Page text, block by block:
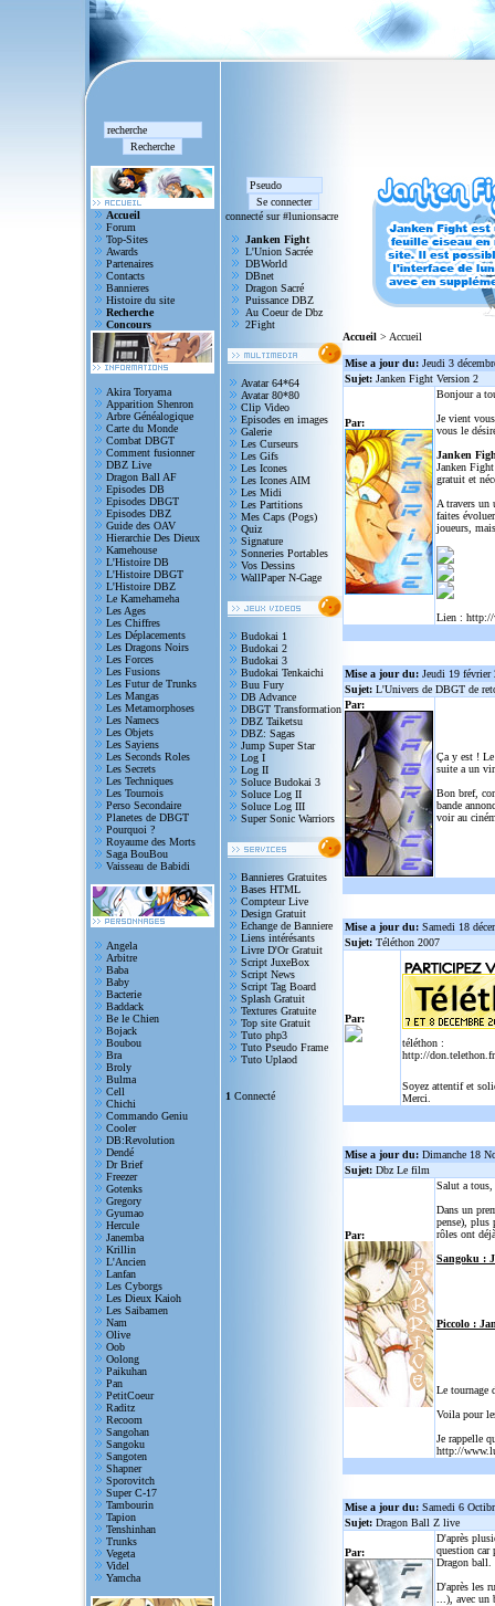
Accueil
Forum
Top-Sites
Awards
Partenaires
Contacts
Bannieres
Histoire du site
Recherche
Concours
connecté sur #lunionsacre
Janken Fight
L'Union Sacrée
DBWorld
DBnet
Dragon Sacré
Puissance DBZ
Au Coeur de Dbz
2Fight
Akira Toryama
Apparition Shenron
Arbre Généalogique
Carte du Monde
Combat DBGT
Comment fusionner
DBZ Live
Dragon Ball AF
Episodes DB
Episodes DBGT
Episodes DBZ
Guide des OAV
Hierarchie Des Dieux
Kamehouse
L'Histoire DB
L'Histoire DBGT
L'Histoire DBZ
Le Kamehameha
Les Ages
Les Chiffres
Les Déplacements
Les Dragons Noirs
Les Forces
Les Fusions
Les Futur de Trunks
Les Mangas
Les Metamorphoses
Les Namecs
Les Objets
Les Sayiens
Les Seconds Roles
Les Secrets
Les Techniques
Les Tournois
Perso Secondaire
Planetes de DBGT
Pourquoi ?
Royaume des Morts
Saga BouBou
Vaisseau de Babidi
Angela
Arbitre
Baba
Baby
Bacterie
Baddack
Be le Chien
Bojack
Boubou
Bra
Broly
Bulma
Cell
Chichi
Commando Geniu
Cooler
DB:Revolution
Dendé
Dr Brief
Freezer
Gotenks
Gregory
Gyumao
Hercule
Janemba
Krillin
L'Ancien
Lanfan
Les Cyborgs
Les Dieux Kaioh
Les Saibamen
Nam
Olive
Oob
Oolong
Paikuhan
Pan
PetitCoeur
Raditz
Recoom
Sangohan
Sangoku
Sangoten
Shapner
Sporovitch
Super C-17
Tambourin
Tapion
Tenshinhan
Trunks
Vegeta
Videl
Yamcha
Avatar 64*64
Avatar 80*80
Clip Video
Episodes en images
Galerie
Les Curseurs
Les Gifs
Les Icones
Les Icones AIM
Les Midi
Les Partitions
Mes Caps (Pogs)
Quiz
Signature
Sonneries Portables
Vos Dessins
WallPaper N-Gage
Budokai 1
Budokai 2
Budokai 3
Budokai Tenkaichi
Buu Fury
DB Advance
DBGT Transformation
DBZ Taiketsu
DBZ: Sagas
Jump Super Star
Log I
Log II
Soluce Budokai 3
Soluce Log II
Soluce Log III
Super Sonic Warriors
Bannieres Gratuites
Bases HTML
Compteur Live
Design Gratuit
Echange de Banniere
Liens intérésants
Livre D'Or Gratuit
Script JuxeBox
Script News
Script Tag Board
Splash Gratuit
Textures Gratuite
Top site Gratuit
Tuto php3
Tuto Pseudo Frame
Tuto Uplaod
1 Connecté
Accueil > Accueil
Mise a jour du: Jeudi 3
Sujet: Janken Fight Version 2
Par:
Bonjour a
Je vient
vous le
Janken
Janken
gratuit et
A travers un
faites
joueurs,
Lien : http://
Mise a jour du: Jeudi 19 février
Sujet: L'Univers de DBGT de
Par:
Ça y est !
suite a un
Bon bref,
bande
voir au
Mise a jour du: Samedi 18
Sujet: Téléthon 2007
Par:
téléthon :
http://
Soyez attentif et
Merci.
Mise a jour du: Dimanche 18
Sujet: Dbz Le film
Par:
Salut a
Dans un
pense), plus
rôles ont
Sangoku :
Piccolo :
Le tournage
Voila pour
Je rappelle
http://
Mise a jour du: Samedi 6
Sujet: Dragon Ball Z live
Par:
D'après
question car
Dragon ball.
D'après les
...), avec